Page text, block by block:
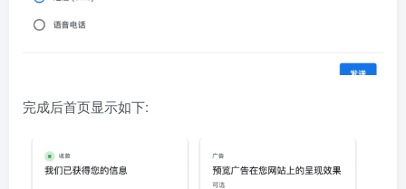
完成后首页显示如下: